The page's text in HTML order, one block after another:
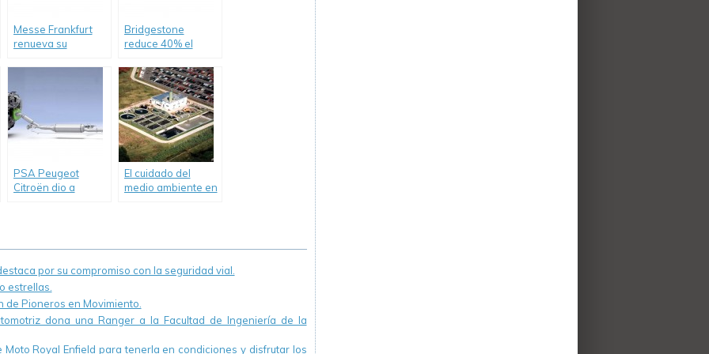
Messe Frankfurt
renueva su
Bridgestone
reduce 40% el
en su planta de
Llavallol
PSA Peugeot
Citroën dio a
El cuidado del
medio ambiente en
por su compromiso con la seguridad vial.
estrellas.
Pioneros en Movimiento.
dona una Ranger a la Facultad de Ingeniería de la
Royal Enfield para tenerla en condiciones y disfrutar los